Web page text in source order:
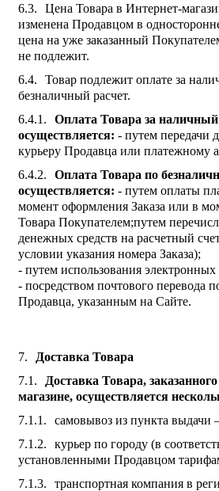
Цена Товара в Интернет-
изменена Продавцом в
цена на уже заказанный
не подлежит.
Товар подлежит оплате за
безналичный расчет.
Оплата Товара за наличный
осуществляется: - путем передачи
курьеру Продавца или платежному
Оплата Товара по
осуществляется: - путем оплаты
момент оформления Заказа или в
Товара Покупателем;путем
денежных средств на расчетный
условии указания номера Заказа);
- путем использования электронных
- посредством почтового перевода
Продавца, указанным на Сайте.
Доставка Товара
Доставка Товара,
магазине, осуществляется
самовывоз из пункта выдачи
курьер по городу (в
установленными Продавцом
транспортная компания в